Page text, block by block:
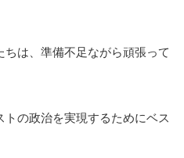
は、準備不足ながら頑張って
の政治を実現するためにベス